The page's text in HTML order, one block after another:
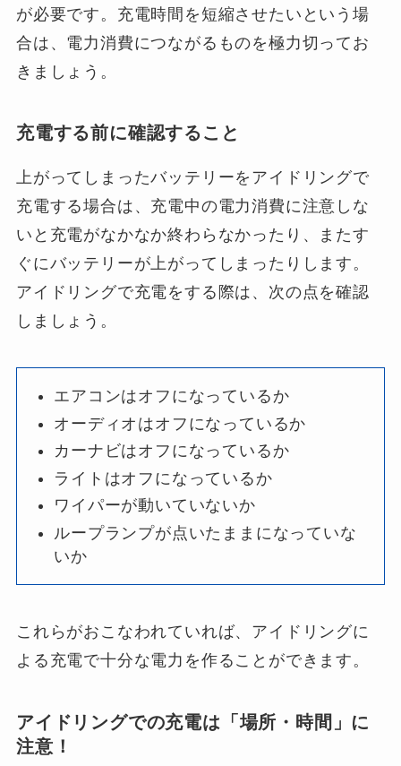
が必要です。充電時間を短縮させたいという場
合は、電力消費につながるものを極力切ってお
きましょう。
充電する前に確認すること
上がってしまったバッテリーをアイドリングで
充電する場合は、充電中の電力消費に注意しな
いと充電がなかなか終わらなかったり、またす
ぐにバッテリーが上がってしまったりします。
アイドリングで充電をする際は、次の点を確認
しましょう。
エアコンはオフになっているか
オーディオはオフになっているか
カーナビはオフになっているか
ライトはオフになっているか
ワイパーが動いていないか
ループランプが点いたままになっていな
いか
これらがおこなわれていれば、アイドリングに
よる充電で十分な電力を作ることができます。
アイドリングでの充電は「場所・時間」に
注意！